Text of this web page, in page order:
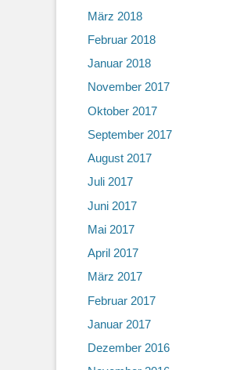
März 2018
Februar 2018
Januar 2018
November 2017
Oktober 2017
September 2017
August 2017
Juli 2017
Juni 2017
Mai 2017
April 2017
März 2017
Februar 2017
Januar 2017
Dezember 2016